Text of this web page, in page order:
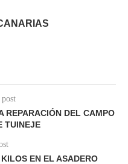
REPARACIÓN DEL CAMPO
TUINEJE
EN EL ASADERO